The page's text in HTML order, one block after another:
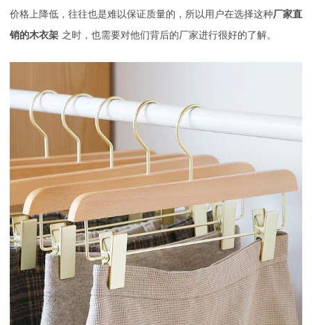
价格上降低，往往也是难以保证质量的，所以用户在选择这种厂家直
销的木衣架 之时，也需要对他们背后的厂家进行很好的了解。